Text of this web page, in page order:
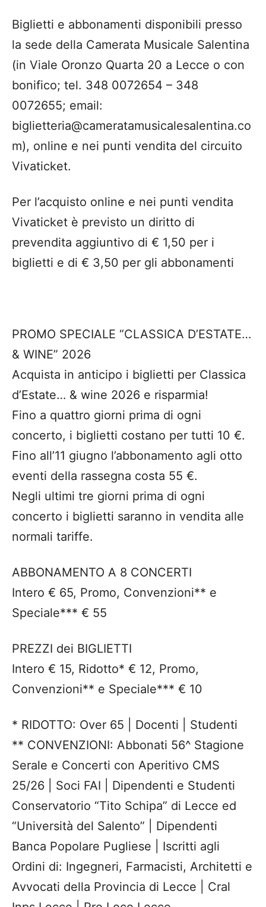
Biglietti e abbonamenti disponibili presso
la sede della Camerata Musicale Salentina
(in Viale Oronzo Quarta 20 a Lecce o con
bonifico; tel. 348 0072654 – 348
0072655; email:
biglietteria@cameratamusicalesalentina.co
m), online e nei punti vendita del circuito
Vivaticket.
Per l’acquisto online e nei punti vendita
Vivaticket è previsto un diritto di
prevendita aggiuntivo di € 1,50 per i
biglietti e di € 3,50 per gli abbonamenti
PROMO SPECIALE “CLASSICA D’ESTATE…
& WINE” 2026
Acquista in anticipo i biglietti per Classica
d’Estate… & wine 2026 e risparmia!
Fino a quattro giorni prima di ogni
concerto, i biglietti costano per tutti 10 €.
Fino all’11 giugno l’abbonamento agli otto
eventi della rassegna costa 55 €.
Negli ultimi tre giorni prima di ogni
concerto i biglietti saranno in vendita alle
normali tariffe.
ABBONAMENTO A 8 CONCERTI
Intero € 65, Promo, Convenzioni** e
Speciale*** € 55
PREZZI dei BIGLIETTI
Intero € 15, Ridotto* € 12, Promo,
Convenzioni** e Speciale*** € 10
* RIDOTTO: Over 65 | Docenti | Studenti
** CONVENZIONI: Abbonati 56^ Stagione
Serale e Concerti con Aperitivo CMS
25/26 | Soci FAI | Dipendenti e Studenti
Conservatorio “Tito Schipa” di Lecce ed
“Università del Salento” | Dipendenti
Banca Popolare Pugliese | Iscritti agli
Ordini di: Ingegneri, Farmacisti, Architetti e
Avvocati della Provincia di Lecce | Cral